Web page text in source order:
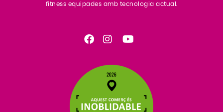
fitness equipades amb tecnologia actual.